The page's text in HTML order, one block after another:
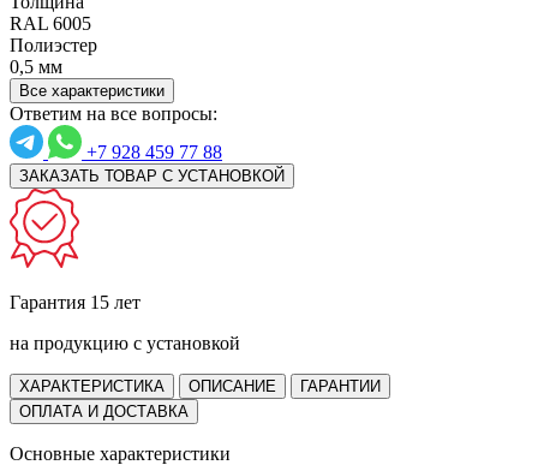
RAL 6005
Полиэстер
0,5 мм
Все характеристики
Ответим на все вопросы:
+7 928 459 77 88
ЗАКАЗАТЬ ТОВАР С УСТАНОВКОЙ
Гарантия 15 лет
на продукцию с установкой
ХАРАКТЕРИСТИКА ОПИСАНИЕ
ГАРАНТИИ
ОПЛАТА И ДОСТАВКА
Основные характеристики